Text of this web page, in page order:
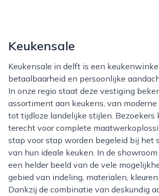
Keukensale
Keukensale in delft is een keukenwinkel waar kwaliteit,
betaalbaarheid en persoonlijke
In onze regio staat deze vestiging
assortiment aan keukens, van
tot tijdloze landelijke stijlen. Bezoekers
terecht voor complete
stap voor stap worden begeleid bij het
van hun ideale keuken. In de
een helder beeld van de vele
gebied van indeling, materialen,
Dankzij de combinatie van deskundig